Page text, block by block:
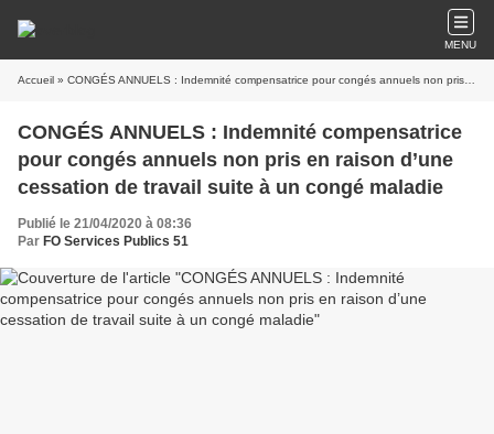
MENU
Accueil » CONGÉS ANNUELS : Indemnité compensatrice pour congés annuels non pris en raison d’une cessation de travail suite à un congé maladie
CONGÉS ANNUELS : Indemnité compensatrice
pour congés annuels non pris en raison d’une
cessation de travail suite à un congé maladie
Publié le 21/04/2020 à 08:36
Par FO Services Publics 51